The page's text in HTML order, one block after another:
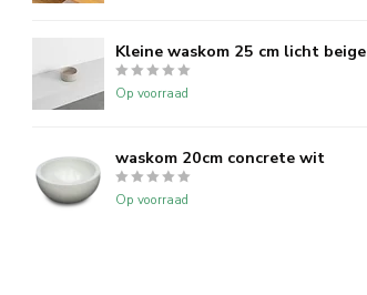
Kleine waskom 25 cm licht beige
Op voorraad
waskom 20cm concrete wit
Op voorraad